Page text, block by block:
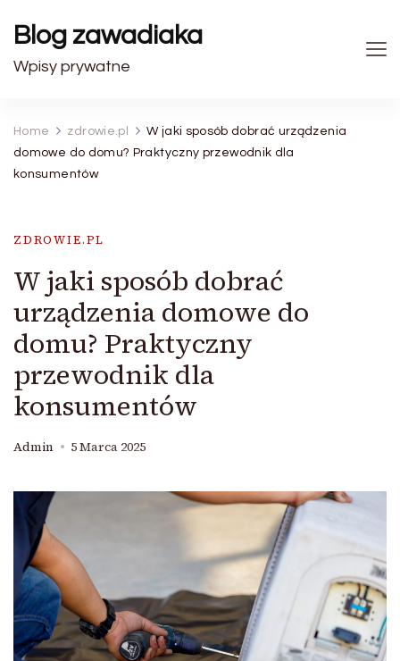
Blog zawadiaka
Wpisy prywatne
Home zdrowie.pl
W jaki sposób dobrać urządzenia
domowe do domu? Praktyczny przewodnik dla
konsumentów
ZDROWIE.PL
W jaki sposób dobrać
urządzenia domowe do
domu? Praktyczny
przewodnik dla
konsumentów
Admin 5 Marca 2025